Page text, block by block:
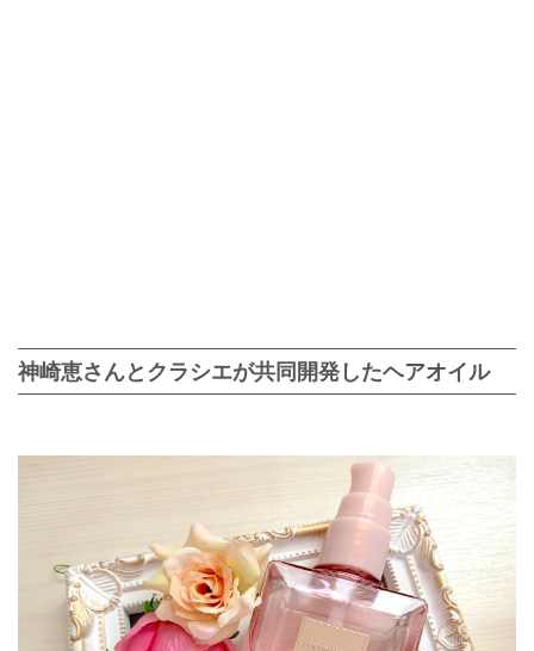
神崎恵さんとクラシエが共同開発したヘアオイル